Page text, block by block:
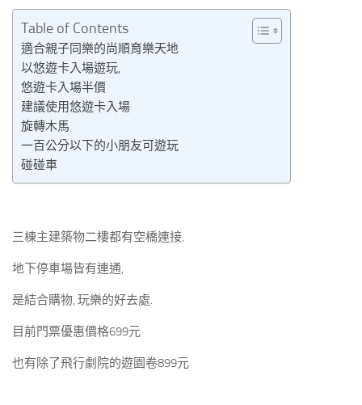
Table of Contents
適合親子同樂的尚順育樂天地
以悠遊卡入場遊玩,
悠遊卡入場半價
建議使用悠遊卡入場
旋轉木馬
一百公分以下的小朋友可遊玩
碰碰車
三棟主建築物二樓都有空橋連接,
地下停車場皆有連通,
是結合購物, 玩樂的好去處.
目前門票優惠價格699元
也有除了飛行劇院的遊園卷899元